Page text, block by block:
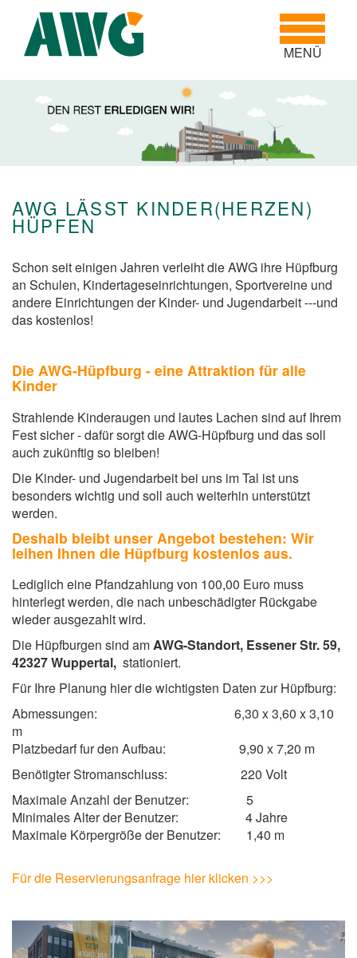
Toggle
MENÜ
AWG LÄSST KINDER(HERZEN)
HÜPFEN
Schon seit einigen Jahren verleiht die AWG ihre Hüpfburg
an Schulen, Kindertageseinrichtungen, Sportvereine und
andere Einrichtungen der Kinder- und Jugendarbeit ---und
das kostenlos!
Die AWG-Hüpfburg - eine Attraktion für alle
Kinder
Strahlende Kinderaugen und lautes Lachen sind auf Ihrem
Fest sicher - dafür sorgt die AWG-Hüpfburg und das soll
auch zukünftig so bleiben!
Die Kinder- und Jugendarbeit bei uns im Tal ist uns
besonders wichtig und soll auch weiterhin unterstützt
werden.
Deshalb bleibt unser Angebot bestehen: Wir
leihen Ihnen die Hüpfburg kostenlos aus.
Lediglich eine Pfandzahlung von 100,00 Euro muss
hinterlegt werden, die nach unbeschädigter Rückgabe
wieder ausgezahlt wird.
Die Hüpfburgen sind amAWG-Standort, Essener Str. 59,
42327 Wuppertal, stationiert.
Für Ihre Planung hier die wichtigsten Daten zur Hüpfburg:
Abmessungen: 6,30 x 3,60 x 3,10
m
Platzbedarf fur den Aufbau: 9,90 x 7,20 m
Benötigter Stromanschluss: 220 Volt
Maximale Anzahl der Benutzer: 5
Minimales Alter der Benutzer: 4 Jahre
Maximale Körpergröße der Benutzer: 1,40 m
Für die Reservierungsanfrage hier klicken >>>